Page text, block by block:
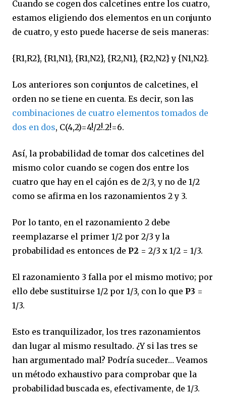
Cuando se cogen dos calcetines entre los cuatro,
estamos eligiendo dos elementos en un conjunto
de cuatro, y esto puede hacerse de seis maneras:
{R1,R2}, {R1,N1}, {R1,N2}, {R2,N1}, {R2,N2} y {N1,N2}.
Los anteriores son conjuntos de calcetines, el
orden no se tiene en cuenta. Es decir, son las
combinaciones de cuatro elementos tomados de
dos en dos, C(4,2)=4!/2!.2!=6.
Así, la probabilidad de tomar dos calcetines del
mismo color cuando se cogen dos entre los
cuatro que hay en el cajón es de 2/3, y no de 1/2
como se afirma en los razonamientos 2 y 3.
Por lo tanto, en el razonamiento 2 debe
reemplazarse el primer 1/2 por 2/3 y la
probabilidad es entonces de P2 = 2/3 x 1/2 = 1/3.
El razonamiento 3 falla por el mismo motivo; por
ello debe sustituirse 1/2 por 1/3, con lo que P3 =
1/3.
Esto es tranquilizador, los tres razonamientos
dan lugar al mismo resultado. ¿Y si las tres se
han argumentado mal? Podría suceder… Veamos
un método exhaustivo para comprobar que la
probabilidad buscada es, efectivamente, de 1/3.